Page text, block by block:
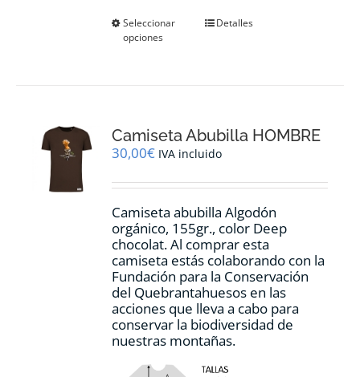
Seleccionar
opciones
Este
se
pueden
en
página
de
producto
Detalles
Camiseta Abubilla HOMBRE
30,00€ IVA incluido
Camiseta abubilla Algodón
orgánico, 155gr., color Deep
chocolat. Al comprar esta
camiseta estás colaborando con la
Fundación para la Conservación
del Quebrantahuesos en las
acciones que lleva a cabo para
conservar la biodiversidad de
nuestras montañas.